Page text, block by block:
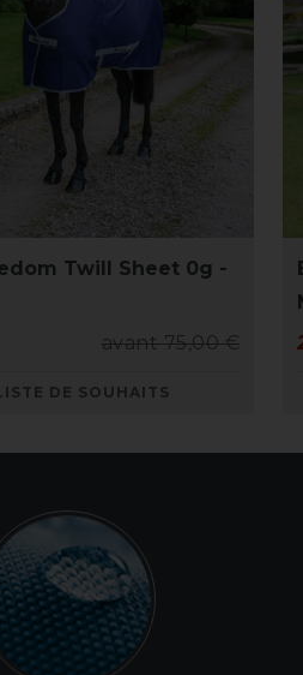
Twill Sheet 0g -
avant 75,00 €
DE SOUHAITS